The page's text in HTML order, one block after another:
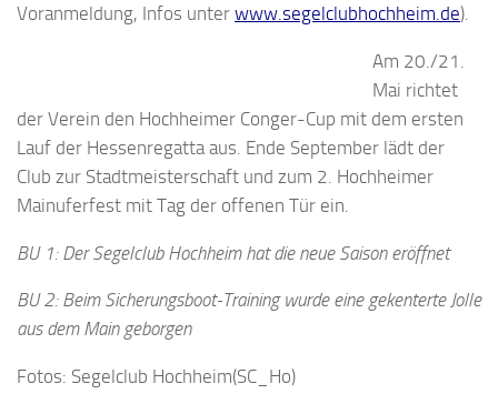
Voranmeldung, Infos unter www.segelclubhochheim.de).
Am 20./21.
Mai richtet
der Verein den Hochheimer Conger-Cup mit dem ersten
Lauf der Hessenregatta aus. Ende September lädt der
Club zur Stadtmeisterschaft und zum 2. Hochheimer
Mainuferfest mit Tag der offenen Tür ein.
BU 1: Der Segelclub Hochheim hat die neue Saison eröffnet
BU 2: Beim Sicherungsboot-Training wurde eine gekenterte Jolle
aus dem Main geborgen
Fotos: Segelclub Hochheim(SC_Ho)